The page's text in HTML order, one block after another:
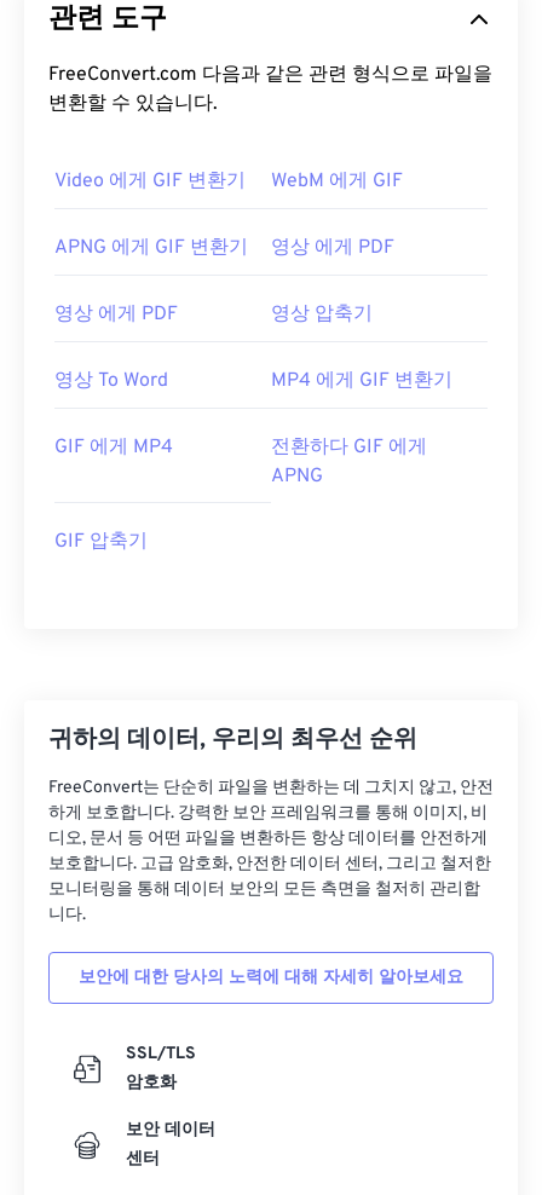
관련 도구
FreeConvert.com 다음과 같은 관련 형식으로 파일을
변환할 수 있습니다.
Video 에게 GIF 변환기 WebM 에게 GIF
APNG 에게 GIF 변환기 영상 에게 PDF
영상 에게 PDF 영상 압축기
영상 To Word MP4 에게 GIF 변환기
GIF 에게 MP4
전환하다 GIF 에게
APNG
GIF 압축기
귀하의 데이터, 우리의 최우선 순위
FreeConvert는 단순히 파일을 변환하는 데 그치지 않고, 안전
하게 보호합니다. 강력한 보안 프레임워크를 통해 이미지, 비
디오, 문서 등 어떤 파일을 변환하든 항상 데이터를 안전하게
보호합니다. 고급 암호화, 안전한 데이터 센터, 그리고 철저한
모니터링을 통해 데이터 보안의 모든 측면을 철저히 관리합
니다.
보안에 대한 당사의 노력에 대해 자세히 알아보세요
SSL/TLS
암호화
보안 데이터
센터